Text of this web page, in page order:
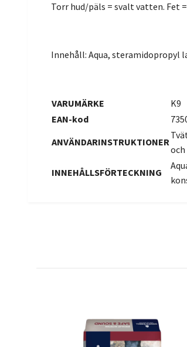
Torr hud/päls = svalt vatten. Fet
Innehåll: Aqua, steramidopropyl
VARUMÄRKE
K9
EAN-kod
ANVÄNDARINSTRUKTIONER
och
INNEHÅLLSFÖRTECKNING